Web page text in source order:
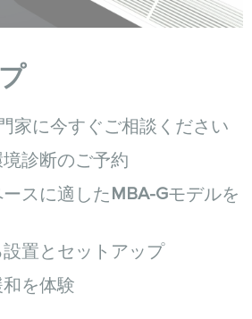
家に今すぐご相談ください
診断のご予約
スに適したMBA-Gモデルを
置とセットアップ
を体験